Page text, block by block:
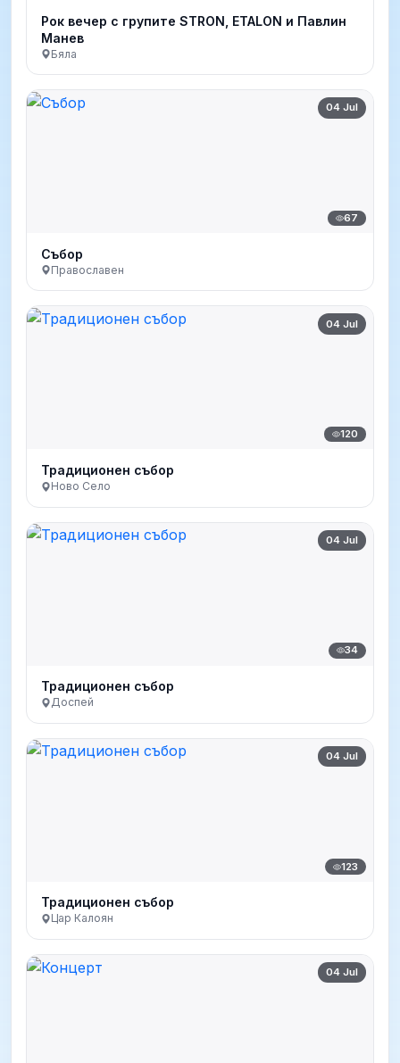
Рок вечер с групите STRON, ETALON и Павлин
Манев
Бяла
04 Jul
67
Събор
Православен
04 Jul
120
Традиционен събор
Ново Село
04 Jul
34
Традиционен събор
Доспей
04 Jul
123
Традиционен събор
Цар Калоян
04 Jul